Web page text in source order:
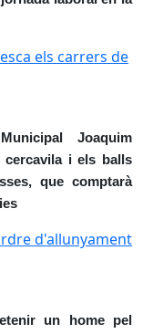
els carrers de
els carrers de
Joaquim
cercavila i els balls
que comptarà
d'allunyament
d'allunyament
un home pel